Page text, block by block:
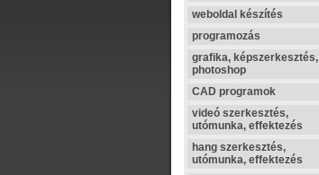
weboldal készítés
programozás
grafika, képszerkesztés,
photoshop
CAD programok
videó szerkesztés,
utómunka, effektezés
hang szerkesztés,
utómunka, effektezés